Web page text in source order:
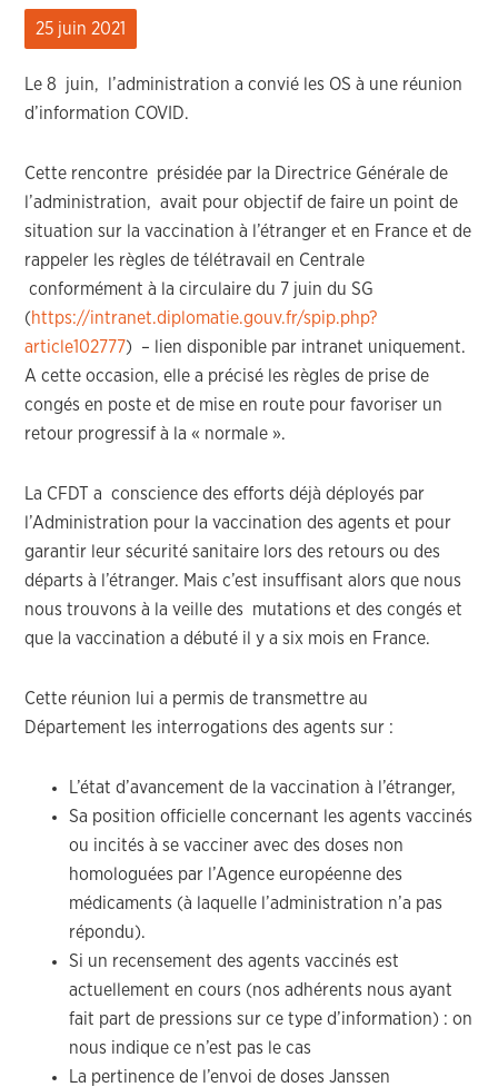
25 juin 2021
Le 8 juin, l’administration a convié les OS à une réunion
d’information COVID.
Cette rencontre présidée par la Directrice Générale de
l’administration, avait pour objectif de faire un point de
situation sur la vaccination à l’étranger et en France et de
rappeler les règles de télétravail en Centrale
conformément à la circulaire du 7 juin du SG
(https://intranet.diplomatie.gouv.fr/spip.php?
article102777) – lien disponible par intranet uniquement.
A cette occasion, elle a précisé les règles de prise de
congés en poste et de mise en route pour favoriser un
retour progressif à la « normale ».
La CFDT a conscience des efforts déjà déployés par
l’Administration pour la vaccination des agents et pour
garantir leur sécurité sanitaire lors des retours ou des
départs à l’étranger. Mais c’est insuffisant alors que nous
nous trouvons à la veille des mutations et des congés et
que la vaccination a débuté il y a six mois en France.
Cette réunion lui a permis de transmettre au
Département les interrogations des agents sur :
L’état d’avancement de la vaccination à l’étranger,
Sa position officielle concernant les agents vaccinés
ou incités à se vacciner avec des doses non
homologuées par l’Agence européenne des
médicaments (à laquelle l’administration n’a pas
répondu).
Si un recensement des agents vaccinés est
actuellement en cours (nos adhérents nous ayant
fait part de pressions sur ce type d’information) : on
nous indique ce n’est pas le cas
La pertinence de l’envoi de doses Janssen